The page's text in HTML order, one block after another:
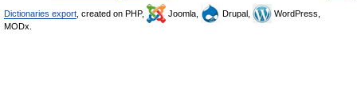
Dictionaries export , created on PHP, Joomla, Drupal,
WordPress,
MODx.